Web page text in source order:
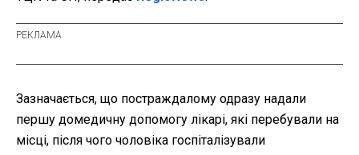
Зазначається, що постраждалому одразу надали
першу домедичну допомогу лікарі, які перебували на
місці, після чого чоловіка госпіталізували